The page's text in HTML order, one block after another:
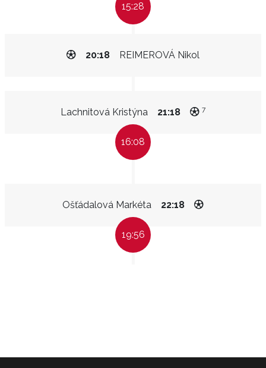
15:28
REIMEROVÁ Nikol
20:18
Lachnitová Kristýna 21:18 7
16:08
Ošťádalová Markéta 22:18
19:56